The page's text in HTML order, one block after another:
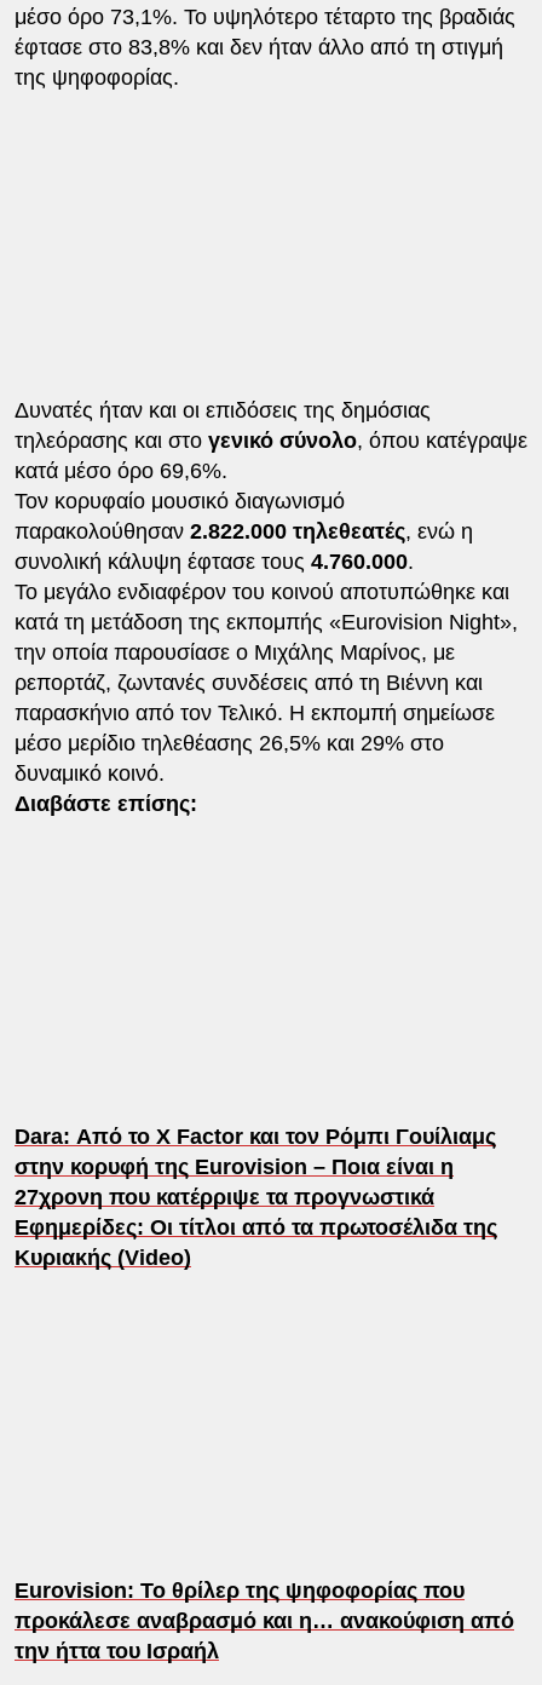
μέσο όρο 73,1%. Το υψηλότερο τέταρτο της βραδιάς
έφτασε στο 83,8% και δεν ήταν άλλο από τη στιγμή
της ψηφοφορίας.
Δυνατές ήταν και οι επιδόσεις της δημόσιας
τηλεόρασης και στογενικό σύνολο, όπου κατέγραψε
κατά μέσο όρο 69,6%.
Τον κορυφαίο μουσικό διαγωνισμό
παρακολούθησαν 2.822.000 τηλεθεατές, ενώ η
συνολική κάλυψη έφτασε τους 4.760.000.
Το μεγάλο ενδιαφέρον του κοινού αποτυπώθηκε και
κατά τη μετάδοση της εκπομπής «Eurovision Night»,
την οποία παρουσίασε ο Μιχάλης Μαρίνος, με
ρεπορτάζ, ζωντανές συνδέσεις από τη Βιέννη και
παρασκήνιο από τον Τελικό. Η εκπομπή σημείωσε
μέσο μερίδιο τηλεθέασης 26,5% και 29% στο
δυναμικό κοινό.
Διαβάστε επίσης:
Dara: Από το X Factor και τον Ρόμπι Γουίλιαμς
στην κορυφή της Eurovision – Ποια είναι η
27χρονη που κατέρριψε τα προγνωστικά
Εφημερίδες: Οι τίτλοι από τα πρωτοσέλιδα της
Κυριακής (Video)
Eurovision: Το θρίλερ της ψηφοφορίας που
προκάλεσε αναβρασμό και η… ανακούφιση από
την ήττα του Ισραήλ